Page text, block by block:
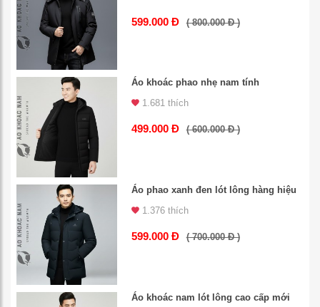
599.000 Đ ( 800.000 Đ )
Áo khoác phao nhẹ nam tính
1.681 thích
499.000 Đ ( 600.000 Đ )
Áo phao xanh đen lót lông hàng hiệu
1.376 thích
599.000 Đ ( 700.000 Đ )
Áo khoác nam lót lông cao cấp mới